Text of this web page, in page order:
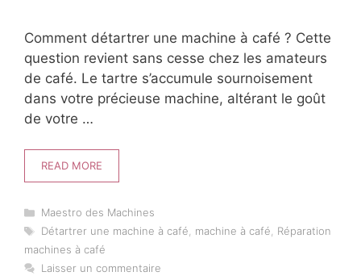
Comment détartrer une machine à café ? Cette
question revient sans cesse chez les amateurs
de café. Le tartre s’accumule sournoisement
dans votre précieuse machine, altérant le goût
de votre …
READ MORE
Catégories
Maestro des Machines
Étiquettes
Détartrer une machine à café, machine à café, Réparation
machines à café
Laisser un commentaire